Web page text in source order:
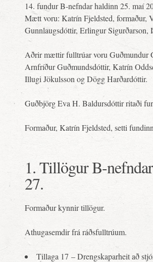
14. fundur B-nefndar haldinn 25. maí
Mætt voru: Katrín Fjeldsted, formaður,
Gunnlaugsdóttir, Erlingur
Aðrir mættir fulltrúar voru Guðmundur
Arnfríður Guðmundsdóttir, Katrín
Illugi Jökulsson og Dögg Harðardóttir.
Guðbjörg Eva H. Baldursdóttir ritaði
Formaður, Katrín Fjeldsted, setti
1. Tillögur B-
27.
Formaður kynnir tillögur.
Athugasemdir frá ráðsfulltrúum.
Tillaga 17 – Drengskaparheit að